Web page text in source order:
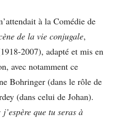
à la Comédie de
de la vie conjugale,
2007), adapté et mis en
avec notamment ce
Bohringer (dans le rôle de
(dans celui de Johan).
que tu seras à